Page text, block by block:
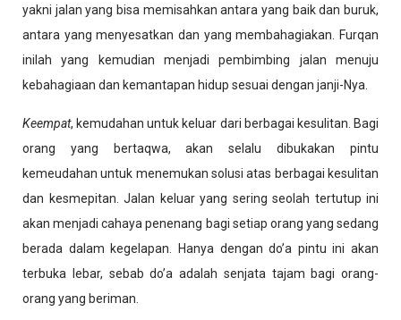
yakni jalan yang bisa memisahkan antara yang baik dan buruk,
antara yang menyesatkan dan yang membahagiakan. Furqan
inilah yang kemudian menjadi pembimbing jalan menuju
kebahagiaan dan kemantapan hidup sesuai dengan janji-Nya.
Keempat, kemudahan untuk keluar dari berbagai kesulitan. Bagi
orang yang bertaqwa, akan selalu dibukakan pintu
kemeudahan untuk menemukan solusi atas berbagai kesulitan
dan kesmepitan. Jalan keluar yang sering seolah tertutup ini
akan menjadi cahaya penenang bagi setiap orang yang sedang
berada dalam kegelapan. Hanya dengan do’a pintu ini akan
terbuka lebar, sebab do’a adalah senjata tajam bagi orang-
orang yang beriman.